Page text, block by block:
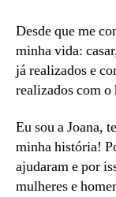
Desde que me
minha vida:
já realizados e
realizados com
Eu sou a Joana,
minha história!
ajudaram e por
mulheres e